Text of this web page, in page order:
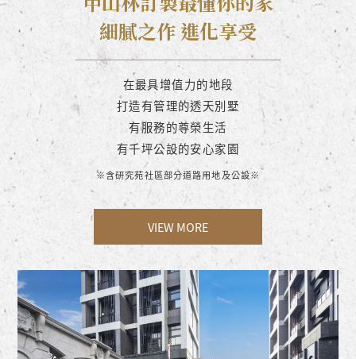
細膩之作 進化享受
在最具增值力的地段
打造有管理的透天別墅
有服務的尊榮生活
有千坪公設的安心家園
※含研究苑社區部分道路用地及公設※
VIEW MORE